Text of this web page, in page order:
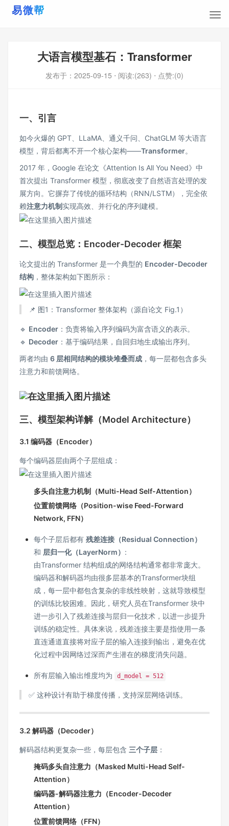
大语言模型基石：Transformer
发布于： 2025-09-15 ⋅ 阅读:(263) ⋅ 点赞:(0)
一、引言
如今火爆的 GPT、LLaMA、通义千问、ChatGLM 等大语言
模型，背后都离不开一个核心架构——Transformer。
2017 年，Google 在论文《Attention Is All You Need》中
首次提出 Transformer 模型，彻底改变了自然语言处理的发
展方向。它摒弃了传统的循环结构（RNN/LSTM），完全依
赖注意力机制实现高效、并行化的序列建模。
二、模型总览：Encoder-Decoder 框架
论文提出的 Transformer 是一个典型的 Encoder-Decoder
结构 ，整体架构如下图所示：
📌 图1：Transformer 整体架构（源自论文 Fig.1）
🔹 Encoder ：负责将输入序列编码为富含语义的表示。
🔹 Decoder ：基于编码结果，自回归地生成输出序列。
两者均由 6 层相同结构的模块堆叠而成 ，每一层都包含多头
注意力和前馈网络。
三、模型架构详解（Model Architecture）
3.1 编码器（Encoder）
每个编码器层由两个子层组成：
多头自注意力机制（Multi-Head Self-Attention）
位置前馈网络（Position-wise Feed-Forward
Network, FFN）
每个子层后都有 残差连接（Residual Connection）
和 层归一化（LayerNorm） :
由Transformer 结构组成的网络结构通常都非常庞大。
编码器和解码器均由很多层基本的Transformer块组
成，每一层中都包含复杂的非线性映射，这就导致模型
的训练比较困难。因此，研究人员在Transformer 块中
进一步引入了残差连接与层归一化技术，以进一步提升
训练的稳定性。具体来说，残差连接主要是指使用一条
直连通道直接将对应子层的输入连接到输出，避免在优
化过程中因网络过深而产生潜在的梯度消失问题。
所有层输入输出维度均为 d_model = 512
✅ 这种设计有助于梯度传播，支持深层网络训练。
3.2 解码器（Decoder）
解码器结构更复杂一些，每层包含 三个子层 ：
掩码多头自注意力（Masked Multi-Head Self-
Attention）
编码器-解码器注意力（Encoder-Decoder
Attention）
位置前馈网络（FFN）